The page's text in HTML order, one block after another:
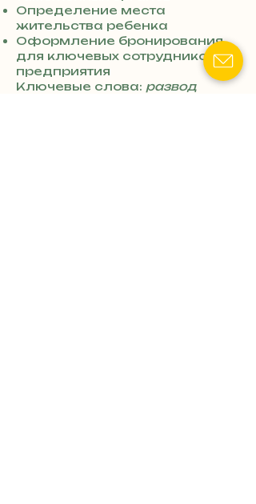
5
7
8
4
Определение места
жительства ребенка
Оформление бронирования
для ключевых сотрудников
предприятия
Ключевые слова: развод